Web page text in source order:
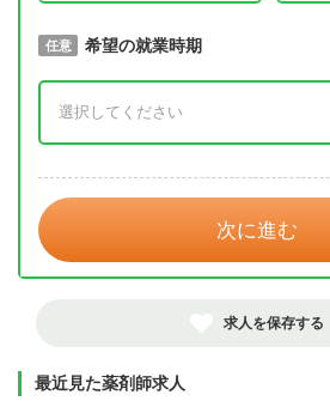
必須 取得予定年
任意 希望の就業時期
次に進む
求人を保存する
最近見た薬剤師求人